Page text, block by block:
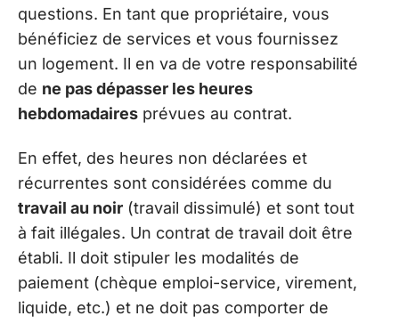
questions. En tant que propriétaire, vous
bénéficiez de services et vous fournissez
un logement. Il en va de votre responsabilité
de ne pas dépasser les heures
hebdomadaires prévues au contrat.
En effet, des heures non déclarées et
récurrentes sont considérées comme du
travail au noir (travail dissimulé) et sont tout
à fait illégales. Un contrat de travail doit être
établi. Il doit stipuler les modalités de
paiement (chèque emploi-service, virement,
liquide, etc.) et ne doit pas comporter de